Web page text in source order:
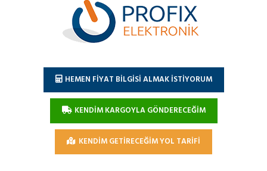
HEMEN FİYAT BİLGİSİ ALMAK İSTİYORUM
KENDİM KARGOYLA GÖNDERECEĞİM
KENDİM GETİRECEĞİM YOL TARİFİ